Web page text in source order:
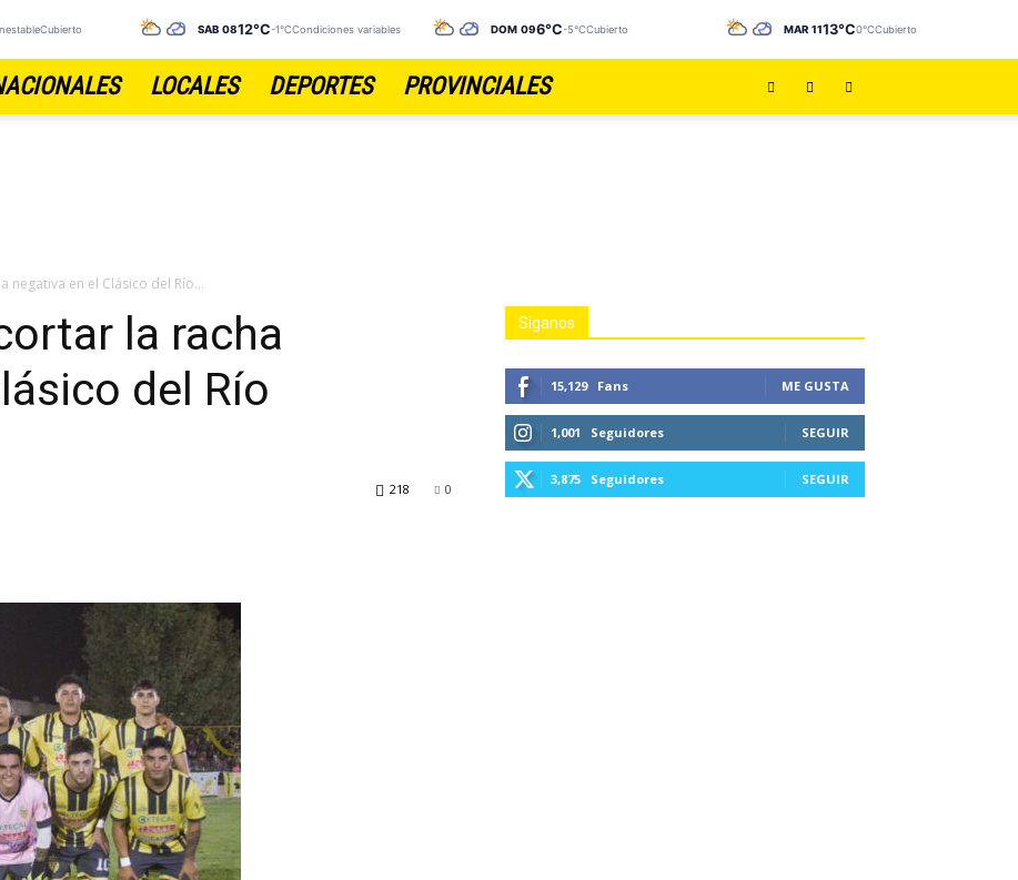
SÁB 0812°C-1°CCondiciones variables DOM 096°C-5°CCubierto MAR 1113°C0°CCubierto
LOCALES DEPORTES PROVINCIALES
negativa en el Clásico del Río...
la racha
del Río
0
218
Siganos
15,129 Fans ME GUSTA
1,001 Seguidores SEGUIR
3,875 Seguidores SEGUIR